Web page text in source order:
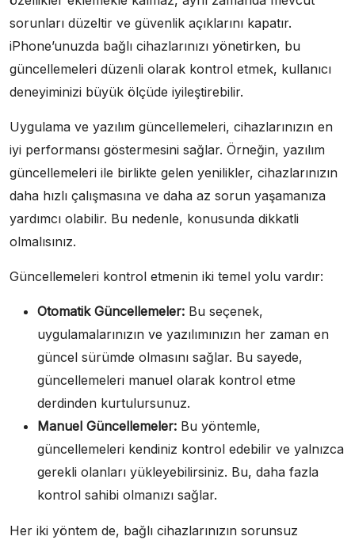
sorunları düzeltir ve güvenlik açıklarını kapatır.
iPhone’unuzda bağlı cihazlarınızı yönetirken, bu
güncellemeleri düzenli olarak kontrol etmek, kullanıcı
deneyiminizi büyük ölçüde iyileştirebilir.
Uygulama ve yazılım güncellemeleri, cihazlarınızın en
iyi performansı göstermesini sağlar. Örneğin, yazılım
güncellemeleri ile birlikte gelen yenilikler, cihazlarınızın
daha hızlı çalışmasına ve daha az sorun yaşamanıza
yardımcı olabilir. Bu nedenle, konusunda dikkatli
olmalısınız.
Güncellemeleri kontrol etmenin iki temel yolu vardır:
Otomatik Güncellemeler: Bu seçenek,
uygulamalarınızın ve yazılımınızın her zaman en
güncel sürümde olmasını sağlar. Bu sayede,
güncellemeleri manuel olarak kontrol etme
derdinden kurtulursunuz.
Manuel Güncellemeler: Bu yöntemle,
güncellemeleri kendiniz kontrol edebilir ve yalnızca
gerekli olanları yükleyebilirsiniz. Bu, daha fazla
kontrol sahibi olmanızı sağlar.
Her iki yöntem de, bağlı cihazlarınızın sorunsuz